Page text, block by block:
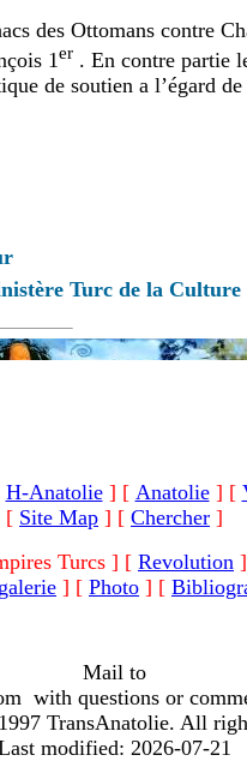
des Ottomans contre
1er . En contre partie
de soutien a l’égard
Turc de la Culture
H-Anatolie] [ Anatolie] [
[ Site Map ] [ Chercher ]
Turcs ] [ Revolution ]
] [ Photo ] [
Mail to
with questions or
TransAnatolie. All
modified: 2026-07-21